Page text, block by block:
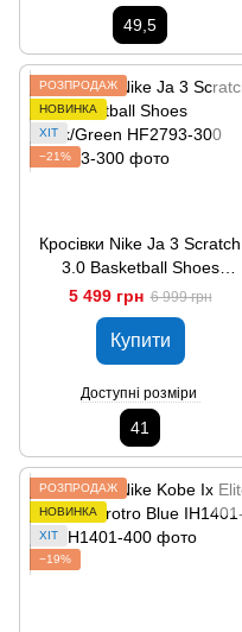
49,5
РОЗПРОДАЖ
НОВИНКА
ХІТ
−21%
Кросівки Nike Ja 3 Scratch
3.0 Basketball Shoes
Black/Green HF2793-300
5 499 грн 6 999 грн
Купити
Доступні розміри
41
РОЗПРОДАЖ
НОВИНКА
ХІТ
−19%